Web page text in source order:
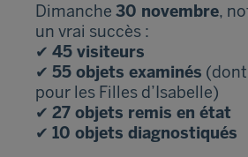
Dimanche 30 novembre,
un vrai succès :
✔ 45 visiteurs
✔ 55 objets examinés
pour les Filles d’Isabelle)
✔ 27 objets remis en état
✔ 10 objets diagnostiqués